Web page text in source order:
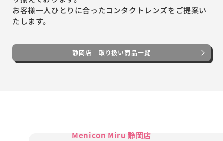
お客様一人ひとりに合ったコンタクトレンズをご提案い
たします。
静岡店 取り扱い商品一覧
Menicon Miru 静岡店